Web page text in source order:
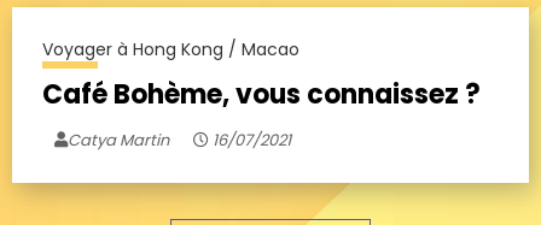
Voyager à Hong Kong / Macao
Café Bohème, vous connaissez ?
Catya Martin 16/07/2021